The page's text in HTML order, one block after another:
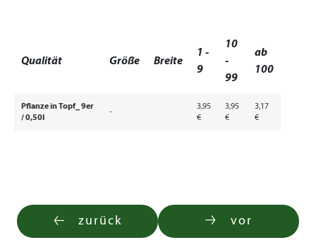
Qualität Größe Breite
1 -
9
10
-
99
ab
100
Pflanze in Topf_ 9er
/ 0,50l
-
3,95
€
3,95
€
3,17
€
zurück vor